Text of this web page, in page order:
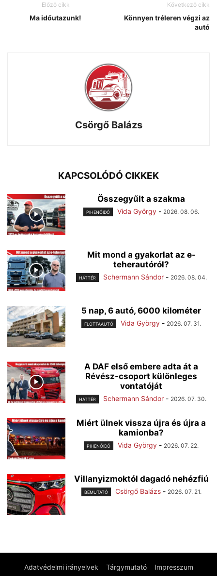
Előző cikk
Ma időutazunk!
Következő cikk
Könnyen tréleren végzi az
autó
Csörgő Balázs
KAPCSOLÓDÓ CIKKEK
Összegyűlt a szakma
PIHENŐIDŐ Vida György - 2026. 08. 06.
Mit mond a gyakorlat az e-
teherautóról?
HÁTTÉR Schermann Sándor - 2026. 08. 04.
5 nap, 6 autó, 6000 kilométer
FLOTTAAUTÓ Vida György - 2026. 07. 31.
A DAF első embere adta át a
Révész-csoport különleges
vontatóját
HÁTTÉR Schermann Sándor - 2026. 07. 30.
Miért ülnek vissza újra és újra a
kamionba?
PIHENŐIDŐ Vida György - 2026. 07. 22.
Villanyizmoktól dagadó nehézfiú
BEMUTATÓ Csörgő Balázs - 2026. 07. 21.
Adatvédelmi irányelvek Tárgymutató Impresszum